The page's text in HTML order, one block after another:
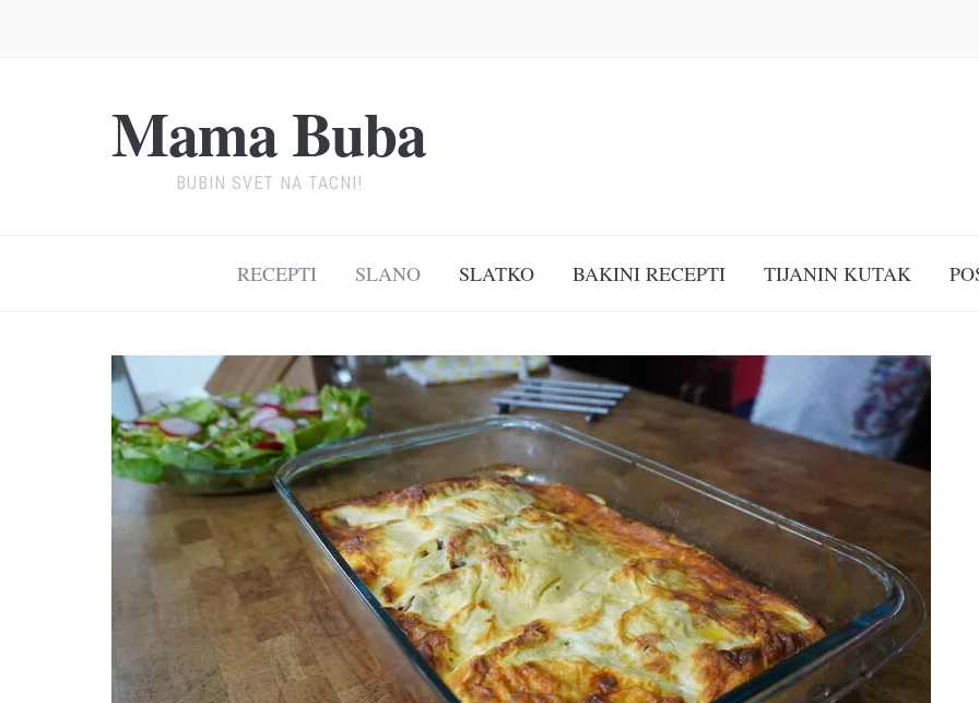
Mama Buba
BUBIN SVET NA TACNI!
RECEPTI SLANO SLATKO BAKINI RECEPTI TIJANIN KUTAK